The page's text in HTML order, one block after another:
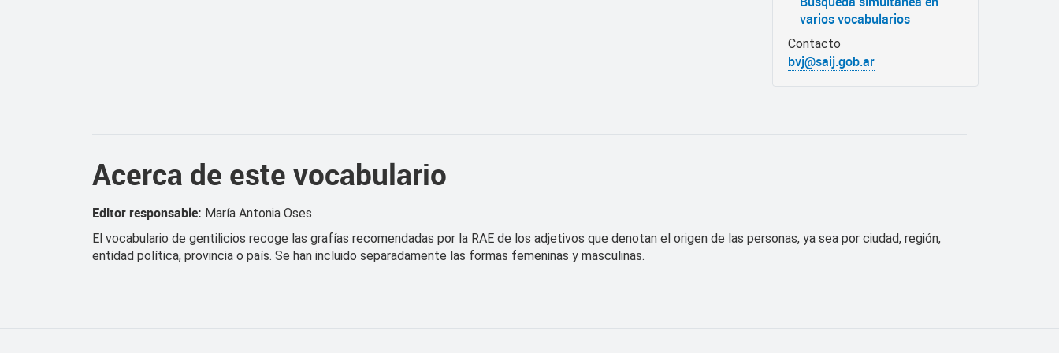
varios vocabularios
Contacto
bvj@saij.gob.ar
Acerca de este vocabulario
Editor responsable: María Antonia Oses
El vocabulario de gentilicios recoge las grafías recomendadas por la RAE de los adjetivos que denotan el origen de las personas, ya sea por ciudad, región,
entidad política, provincia o país. Se han incluido separadamente las formas femeninas y masculinas.